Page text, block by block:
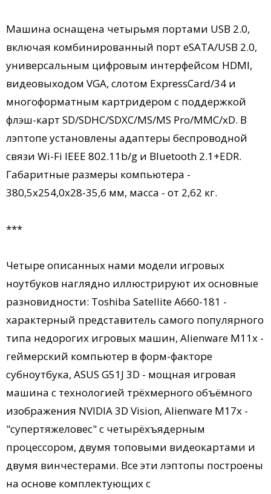
Машина оснащена четырьмя портами USB 2.0,
включая комбинированный порт eSATA/USB 2.0,
универсальным цифровым интерфейсом HDMI,
видеовыходом VGA, слотом ExpressCard/34 и
многоформатным картридером с поддержкой
флэш-карт SD/SDHC/SDXC/MS/MS Pro/MMC/xD. В
лэптопе установлены адаптеры беспроводной
связи Wi-Fi IEEE 802.11b/g и Bluetooth 2.1+EDR.
Габаритные размеры компьютера -
380,5x254,0x28-35,6 мм, масса - от 2,62 кг.
***
Четыре описанных нами модели игровых
ноутбуков наглядно иллюстрируют их основные
разновидности: Toshiba Satellite A660-181 -
характерный представитель самого популярного
типа недорогих игровых машин, Alienware M11x -
геймерский компьютер в форм-факторе
субноутбука, ASUS G51J 3D - мощная игровая
машина с технологией трёхмерного объёмного
изображения NVIDIA 3D Vision, Alienware M17x -
"супертяжеловес" с четырёхъядерным
процессором, двумя топовыми видеокартами и
двумя винчестерами. Все эти лэптопы построены
на основе комплектующих с